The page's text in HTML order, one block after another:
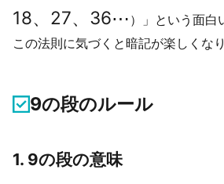
問1
問2
応用問題
問2
18、 27、 36⋯ ）」という面白
この法則に気づくと暗記が楽しくなり
9の段のルール
1. 9の段の意味